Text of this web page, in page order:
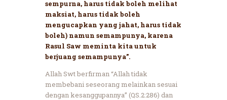
sempurna, harus tidak boleh melihat
maksiat, harus tidak boleh
mengucapkan yang jahat, harus tidak
boleh) namun semampunya, karena
Rasul Saw meminta kita untuk
berjuang semampunya”.
Allah Swt berfirman “Allah tidak
membebani seseorang melainkan sesuai
dengan kesanggupannya” (QS.2:286) dan